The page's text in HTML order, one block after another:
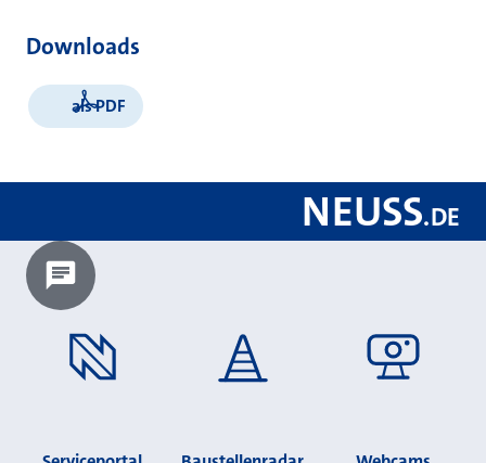
Downloads
als PDF
NEUSS.DE
Chatbot laden?